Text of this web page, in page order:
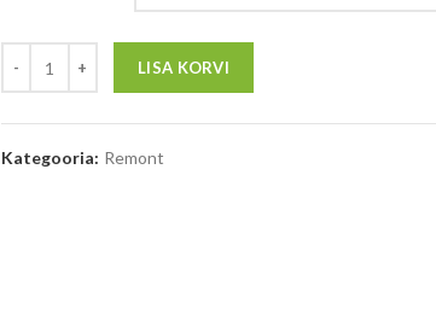
LISA KORVI
Kategooria: Remont